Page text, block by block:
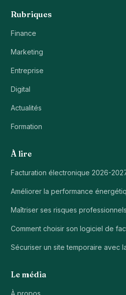
Rubriques
Finance
Marketing
Entreprise
Digital
Actualités
Formation
À lire
Facturation électronique 2026-
Améliorer la performance
Maîtriser ses risques
Comment choisir son logiciel de
Sécuriser un site temporaire avec
Le média
À propos